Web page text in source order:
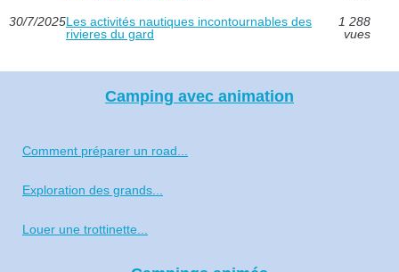
30/7/2025Les activités nautiques incontournables des
rivieres du gard
1 288
vues
Camping avec animation
Comment préparer un road...
Exploration des grands...
Louer une trottinette...